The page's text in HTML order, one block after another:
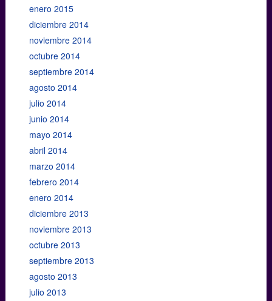
enero 2015
diciembre 2014
noviembre 2014
octubre 2014
septiembre 2014
agosto 2014
julio 2014
junio 2014
mayo 2014
abril 2014
marzo 2014
febrero 2014
enero 2014
diciembre 2013
noviembre 2013
octubre 2013
septiembre 2013
agosto 2013
julio 2013